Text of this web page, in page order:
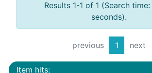
Results 1-1 of 1 (Search
seconds).
previous 1 next
Item hits: